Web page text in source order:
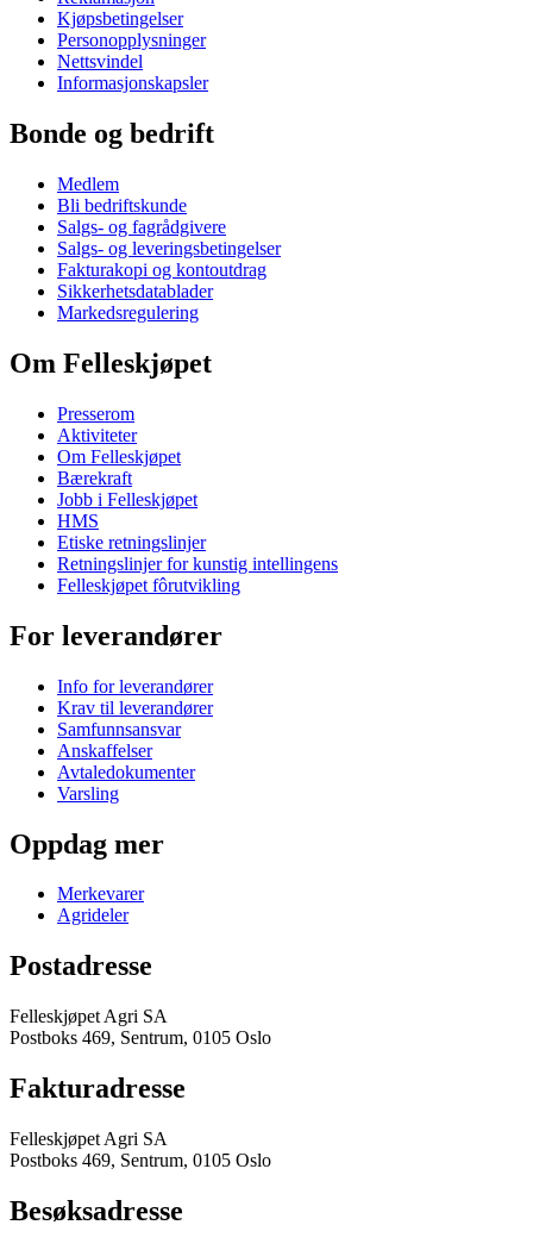
Kjøpsbetingelser
Personopplysninger
Nettsvindel
Informasjonskapsler
Bonde og bedrift
Medlem
Bli bedriftskunde
Salgs- og fagrådgivere
Salgs- og leveringsbetingelser
Fakturakopi og kontoutdrag
Sikkerhetsdatablader
Markedsregulering
Om Felleskjøpet
Presserom
Aktiviteter
Om Felleskjøpet
Bærekraft
Jobb i Felleskjøpet
HMS
Etiske retningslinjer
Retningslinjer for kunstig intellingens
Felleskjøpet fôrutvikling
For leverandører
Info for leverandører
Krav til leverandører
Samfunnsansvar
Anskaffelser
Avtaledokumenter
Varsling
Oppdag mer
Merkevarer
Agrideler
Postadresse
Felleskjøpet Agri SA
Postboks 469, Sentrum, 0105 Oslo
Fakturadresse
Felleskjøpet Agri SA
Postboks 469, Sentrum, 0105 Oslo
Besøksadresse